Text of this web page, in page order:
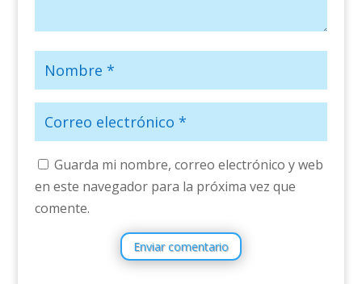
Guarda mi nombre, correo electrónico y web
en este navegador para la próxima vez que
comente.
Enviar comentario